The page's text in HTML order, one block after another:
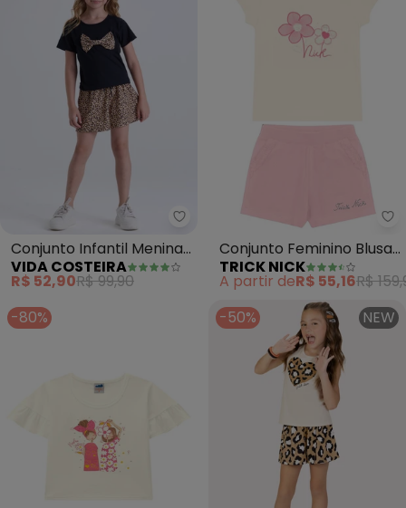
Vida Costeira - Conjunto
Conjunto Infantil Menina
Laço Oncinha (Bege)
VIDA COSTEIRA
R$ 52,90R$ 99,90
Conjunto Feminino Blusa
com Shorts (Bege)
TRICK NICK
A partir deR$ 55,16R$
-80%
-50% NEW